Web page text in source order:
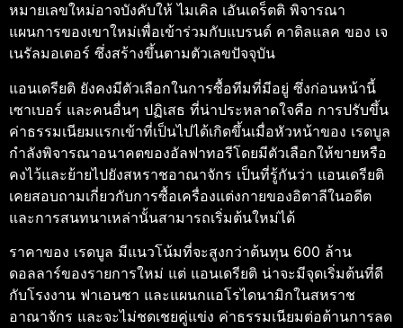
หมายเลขใหม่อาจบังคับให้ ไมเคิล เอันเดร็ตติ พิจารณา
แผนการของเขาใหม่เพื่อเข้าร่วมกับแบรนด์ คาดิลแลค ของ เจ
เนรัลมอเตอร์ ซึ่งสร้างขึ้นตามตัวเลขปัจจุบัน
แอนเดรียติ ยังคงมีตัวเลือกในการซื้อทีมที่มีอยู่ ซึ่งก่อนหน้านี้
เซาเบอร์ และคนอื่นๆ ปฏิเสธ ที่น่าประหลาดใจคือ การปรับขึ้น
ค่าธรรมเนียมแรกเข้าที่เป็นไปได้เกิดขึ้นเมื่อหัวหน้าของ เรดบูล
กำลังพิจารณาอนาคตของอัลฟาทอรีโดยมีตัวเลือกให้ขายหรือ
คงไว้และย้ายไปยังสหราชอาณาจักร เป็นที่รู้กันว่า แอนเดรียติ
เคยสอบถามเกี่ยวกับการซื้อเครื่องแต่งกายของอิตาลีในอดีต
และการสนทนาเหล่านั้นสามารถเริ่มต้นใหม่ได้
ราคาของ เรดบูล มีแนวโน้มที่จะสูงกว่าต้นทุน 600 ล้าน
ดอลลาร์ของรายการใหม่ แต่ แอนเดรียติ น่าจะมีจุดเริ่มต้นที่ดี
กับโรงงาน ฟาเอนซา และแผนกแอโรไดนามิกในสหราช
อาณาจักร และจะไม่ชดเชยคู่แข่ง ค่าธรรมเนียมต่อต้านการลด